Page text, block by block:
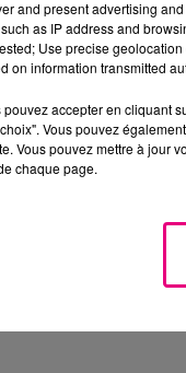
l’opération. Les
Philippe
coup de pouce
utilisés jusqu’au
vice-président de
and present advertising
as IP address and
Use precise
on information transmitted
pouvez accepter en cliquant
Vous pouvez
Vous pouvez mettre à jour
chaque page.